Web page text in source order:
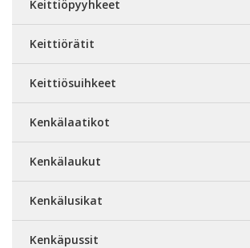
Keittiöpyyhkeet
Keittiörätit
Keittiösuihkeet
Kenkälaatikot
Kenkälaukut
Kenkälusikat
Kenkäpussit